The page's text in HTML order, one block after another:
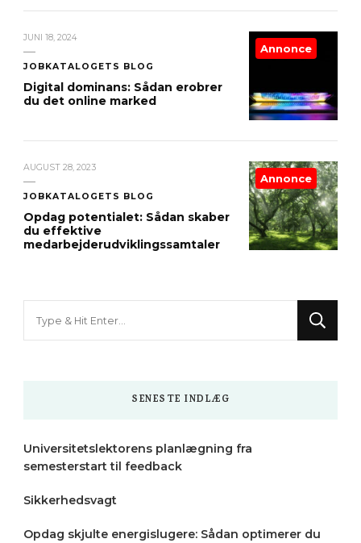
JUNI 18, 2024
JOBKATALOGETS BLOG
Digital dominans: Sådan erobrer
du det online marked
Annonce
AUGUST 28, 2023
JOBKATALOGETS BLOG
Opdag potentialet: Sådan skaber
du effektive
medarbejderudviklingssamtaler
Annonce
SENESTE INDLÆG
Universitetslektorens planlægning fra
semesterstart til feedback
Sikkerhedsvagt
Opdag skjulte energislugere: Sådan optimerer du